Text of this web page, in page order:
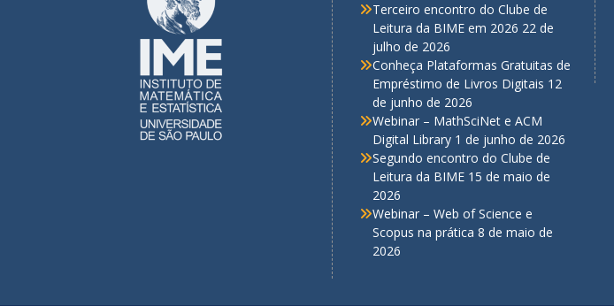
Terceiro encontro do Clube de
Leitura da BIME em 2026 22 de
julho de 2026
Conheça Plataformas Gratuitas de
Empréstimo de Livros Digitais 12
de junho de 2026
Webinar – MathSciNet e ACM
Digital Library 1 de junho de 2026
Segundo encontro do Clube de
Leitura da BIME 15 de maio de
2026
Webinar – Web of Science e
Scopus na prática 8 de maio de
2026